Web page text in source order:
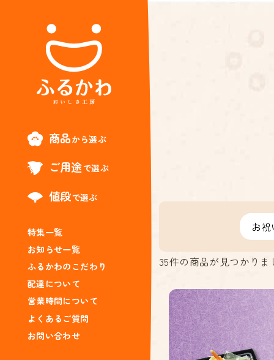
商品から選ぶ
ご用途で選ぶ
値段で選ぶ
特集一覧
お知らせ一覧
ふるかわのこだわり
配達について
営業時間について
よくあるご質問
お問い合わせ
35件の商品が見つかりま